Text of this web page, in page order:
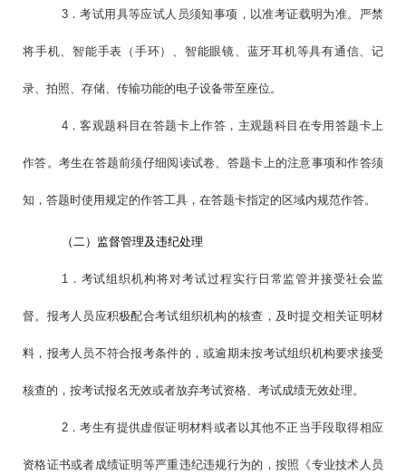
3．考试用具等应试人员须知事项，以准考证载明为准。严禁
将手机、智能手表（手环）、智能眼镜、蓝牙耳机等具有通信、记
录、拍照、存储、传输功能的电子设备带至座位。
4．客观题科目在答题卡上作答，主观题科目在专用答题卡上
作答。考生在答题前须仔细阅读试卷、答题卡上的注意事项和作答须
知，答题时使用规定的作答工具，在答题卡指定的区域内规范作答。
（二）监督管理及违纪处理
1．考试组织机构将对考试过程实行日常监管并接受社会监
督。报考人员应积极配合考试组织机构的核查，及时提交相关证明材
料，报考人员不符合报考条件的，或逾期未按考试组织机构要求接受
核查的，按考试报名无效或者放弃考试资格、考试成绩无效处理。
2．考生有提供虚假证明材料或者以其他不正当手段取得相应
资格证书或者成绩证明等严重违纪违规行为的，按照《专业技术人员